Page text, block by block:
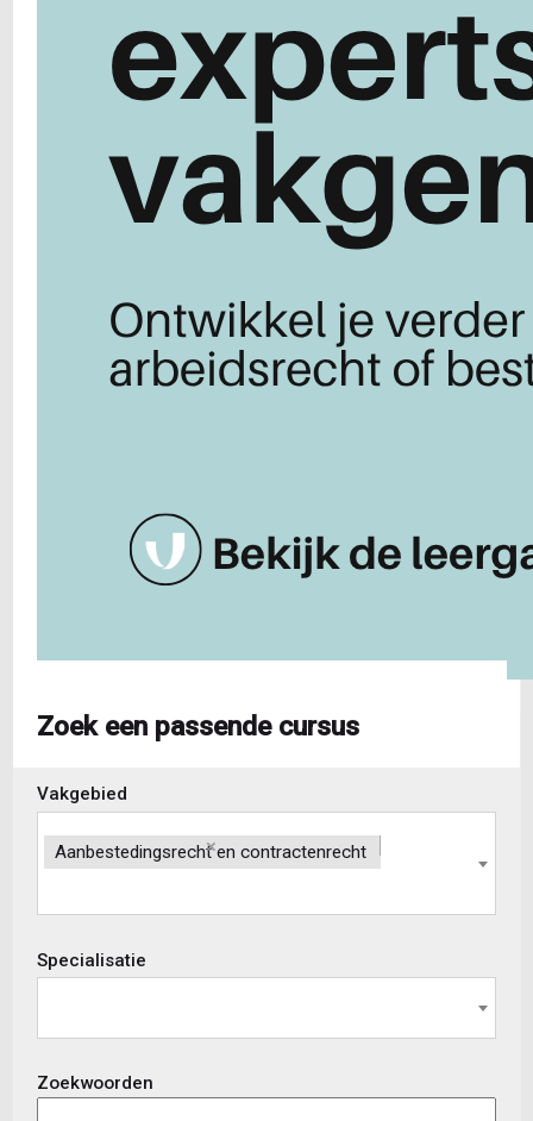
Zoek een passende cursus
to
view
results
Vakgebied
×
Aanbestedingsrecht en contractenrecht
Specialisatie
Zoekwoorden